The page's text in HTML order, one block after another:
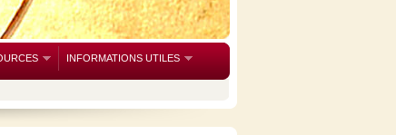
INFORMATIONS UTILES